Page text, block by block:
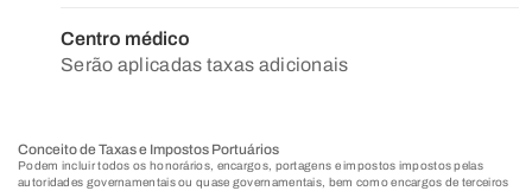
Centro médico
Serão aplicadas taxas adicionais
Conceito de Taxas e Impostos Portuários
Podem incluir todos os honorários, encargos, portagens e impostos impostos pelas
autoridades governamentais ou quase governamentais, bem como encargos de terceiros